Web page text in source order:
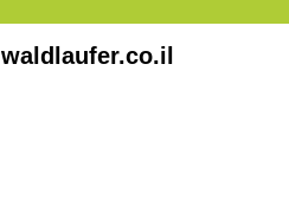
waldlaufer.co.il